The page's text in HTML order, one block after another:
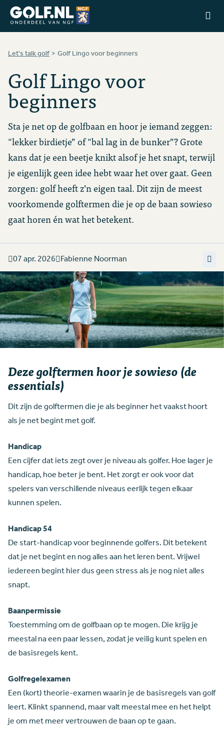
Ga naar de homepage van Golfstart
Let's talk golf Golf Lingo voor beginners
Golf Lingo voor
beginners
Sta je net op de golfbaan en hoor je iemand zeggen:
“lekker birdietje” of “bal lag in de bunker”? Grote
kans dat je een beetje knikt alsof je het snapt, terwijl
je eigenlijk geen idee hebt waar het over gaat. Geen
zorgen: golf heeft z’n eigen taal. Dit zijn de meest
voorkomende golftermen die je op de baan sowieso
gaat horen én wat het betekent.
07 apr. 2026 Fabienne Noorman
Deze golftermen hoor je sowieso (de
essentials)
Dit zijn de golftermen die je als beginner het vaakst hoort
als je net begint met golf.
Handicap
Een cijfer dat iets zegt over je niveau als golfer. Hoe lager je
handicap, hoe beter je bent. Het zorgt er ook voor dat
spelers van verschillende niveaus eerlijk tegen elkaar
kunnen spelen.
Handicap 54
De start-handicap voor beginnende golfers. Dit betekent
dat je net begint en nog alles aan het leren bent. Vrijwel
iedereen begint hier dus geen stress als je nog niet alles
snapt.
Baanpermissie
Toestemming om de golfbaan op te mogen. Die krijg je
meestal na een paar lessen, zodat je veilig kunt spelen en
de basisregels kent.
Golfregelexamen
Een (kort) theorie-examen waarin je de basisregels van golf
leert. Klinkt spannend, maar valt meestal mee en het helpt
je om met meer vertrouwen de baan op te gaan.